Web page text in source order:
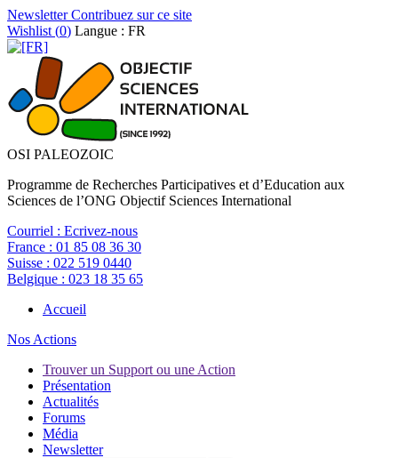
NewsletterContribuez sur ce site
Wishlist (0) Langue : FR
OSI PALEOZOIC
Programme de Recherches Participatives et d’Education aux
Sciences de l’ONG Objectif Sciences International
Courriel : Ecrivez-nous
France : 01 85 08 36 30
Suisse : 022 519 0440
Belgique : 023 18 35 65
Accueil
Nos Actions
Trouver un Support ou une Action
Présentation
Actualités
Forums
Média
Newsletter